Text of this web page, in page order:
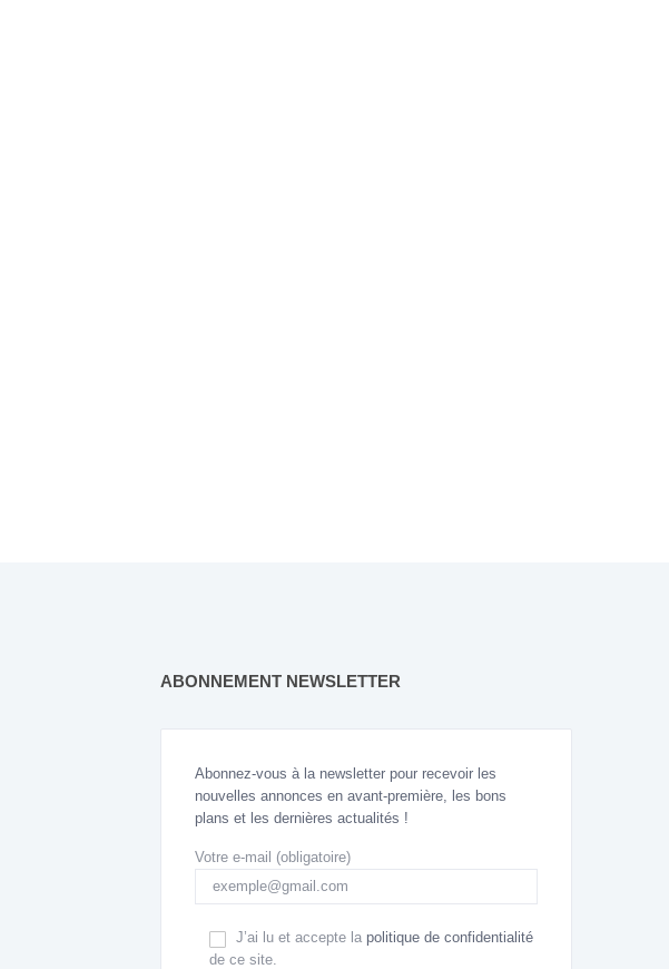
ABONNEMENT NEWSLETTER
Abonnez-vous à la newsletter pour recevoir les
nouvelles annonces en avant-première, les bons
plans et les dernières actualités !
Votre e-mail (obligatoire)
J’ai lu et accepte la politique de confidentialité
de ce site.